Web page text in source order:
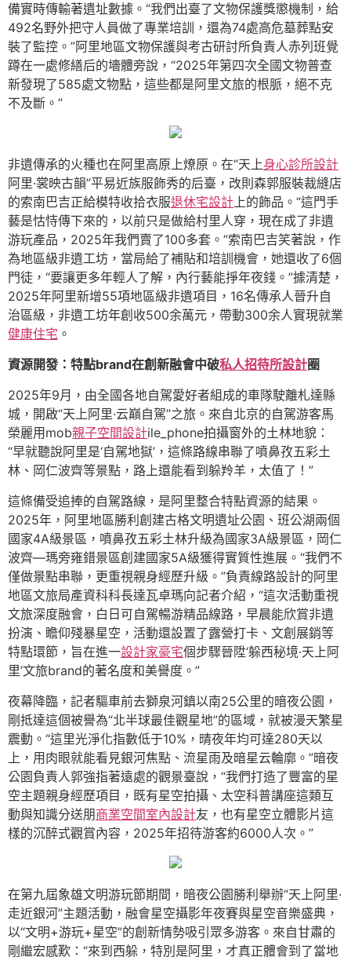
備實時傳輸著遺址數據。“我們出臺了文物保護獎懲機制，給
492名野外把守人員做了專業培訓，還為74處高危墓葬點安
裝了監控。”阿里地區文物保護與考古研討所負責人赤列班覺
蹲在一處修繕后的墻體旁說，“2025年第四次全國文物普查
新發現了585處文物點，這些都是阿里文旅的根脈，絕不克
不及斷。”
非遺傳承的火種也在阿里高原上燎原。在“天上身心診所設計
阿里·裳映古韻”平易近族服飾秀的后臺，改則森郭服裝裁縫店
的索南巴吉正給模特收拾衣服退休宅設計上的飾品。“這門手
藝是怙恃傳下來的，以前只是做給村里人穿，現在成了非遺
游玩產品，2025年我們賣了100多套。”索南巴吉笑著說，作
為地區級非遺工坊，當局給了補貼和培訓機會，她還收了6個
門徒，“要讓更多年輕人了解，內行藝能掙年夜錢。”據清楚，
2025年阿里新增55項地區級非遺項目，16名傳承人晉升自
治區級，非遺工坊年創收500余萬元，帶動300余人實現就業
健康住宅 。
資源開發：特點brand在創新融會中破私人招待所設計圈
2025年9月，由全國各地自駕愛好者組成的車隊駛離札達縣
城，開啟“天上阿里·云巔自駕”之旅。來自北京的自駕游客馬
榮麗用mob親子空間設計ile_phone拍攝窗外的土林地貌：
“早就聽說阿里是‘自駕地獄’，這條路線串聯了噴鼻孜五彩土
林、岡仁波齊等景點，路上還能看到躲羚羊，太值了！”
這條備受追捧的自駕路線，是阿里整合特點資源的結果。
2025年，阿里地區勝利創建古格文明遺址公園、班公湖兩個
國家4A級景區，噴鼻孜五彩土林升級為國家3A級景區，岡仁
波齊—瑪旁雍錯景區創建國家5A級獲得實質性進展。“我們不
僅做景點串聯，更重視親身經歷升級。”負責線路設計的阿里
地區文旅局產資科科長達瓦卓瑪向記者介紹，“這次活動重視
文旅深度融會，白日可自駕暢游精品線路，早晨能欣賞非遺
扮演、瞻仰殘暴星空，活動還設置了露營打卡、文創展銷等
特點環節，旨在進一設計家豪宅個步驟晉陞‘躲西秘境·天上阿
里’文旅brand的著名度和美譽度。”
夜幕降臨，記者驅車前去獅泉河鎮以南25公里的暗夜公園，
剛抵達這個被譽為“北半球最佳觀星地”的區域，就被漫天繁星
震動。“這里光淨化指數低于10%，晴夜年均可達280天以
上，用肉眼就能看見銀河焦點、流星雨及暗星云輪廓。”暗夜
公園負責人郭強指著遠處的觀景臺說，“我們打造了豐富的星
空主題親身經歷項目，既有星空拍攝、太空科普講座這類互
動與知識分送朋商業空間室內設計友，也有星空立體影片這
樣的沉醉式觀賞內容，2025年招待游客約6000人次。”
在第九屆象雄文明游玩節期間，暗夜公園勝利舉辦“天上阿里·
走近銀河”主題活動，融會星空攝影年夜賽與星空音樂盛典，
以“文明+游玩+星空”的創新情勢吸引眾多游客。來自甘肅的
剛繼宏感歎：“來到西躲，特別是阿里，才真正體會到了當地